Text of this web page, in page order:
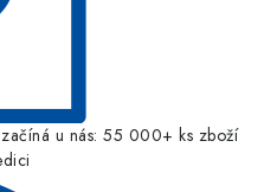
u nás: 55 000+ ks zboží